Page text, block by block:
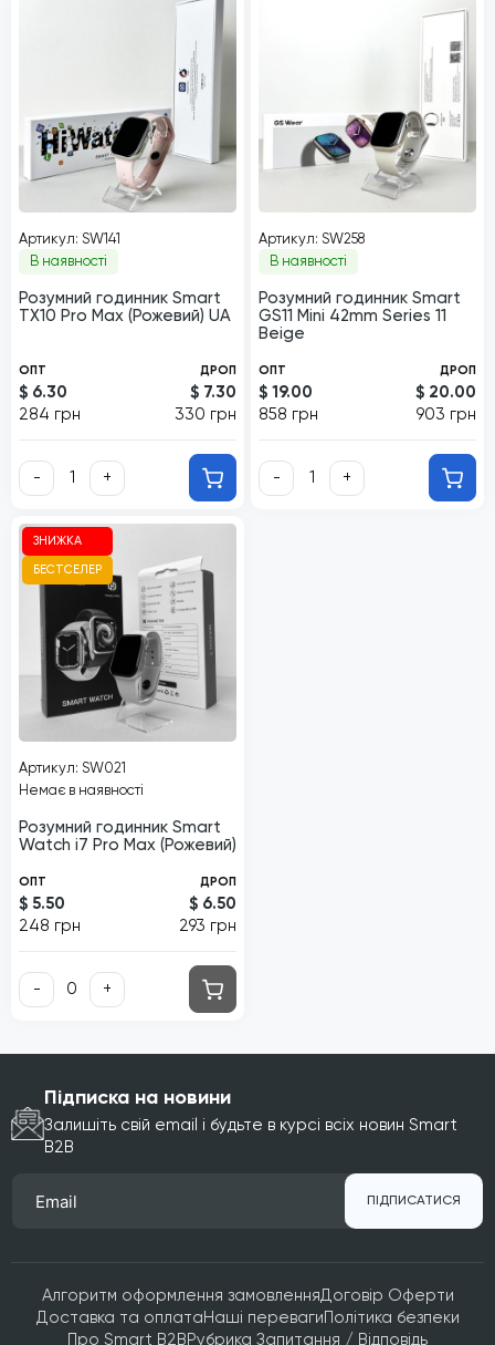
Артикул: SW141
В наявності
Розумний годинник Smart
TX10 Pro Max (Рожевий) UA
ОПТ
$ 6.30
284 грн
ДРОП
$ 7.30
330 грн
- +
Артикул: SW258
В наявності
Розумний годинник Smart
GS11 Mini 42mm Series 11
Beige
ОПТ
$ 19.00
858 грн
ДРОП
$ 20.00
903 грн
- +
ЗНИЖКА
БЕСТСЕЛЕР
Артикул: SW021
Немає в наявності
Розумний годинник Smart
Watch i7 Pro Max (Рожевий)
ОПТ
$ 5.50
248 грн
ДРОП
$ 6.50
293 грн
- +
Підписка на новини
Залишіть свій email і будьте в курсі всіх новин Smart
B2B
ПІДПИСАТИСЯ
Алгоритм оформлення замовленняДоговір Оферти
Доставка та оплата Наші переваги Політика безпеки
Про Smart B2B Рубрика Запитання / Відповідь